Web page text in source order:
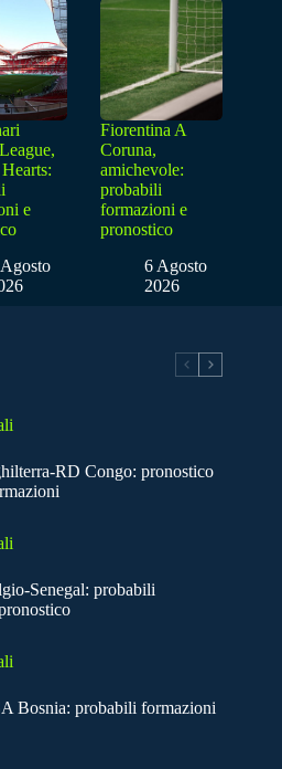
e
Fiorentina A
Coruna,
amichevole:
probabili
formazioni e
pronostico
6 Agosto
2026
RD Congo: pronostico
Senegal: probabili
Bosnia: probabili formazioni